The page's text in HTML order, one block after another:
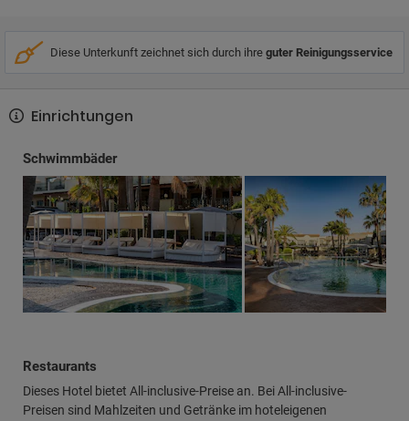
Diese Unterkunft zeichnet sich durch ihre guter Reinigungsservice
Einrichtungen
Schwimmbäder
Restaurants
Dieses Hotel bietet All-inclusive-Preise an. Bei All-inclusive-
Preisen sind Mahlzeiten und Getränke im hoteleigenen